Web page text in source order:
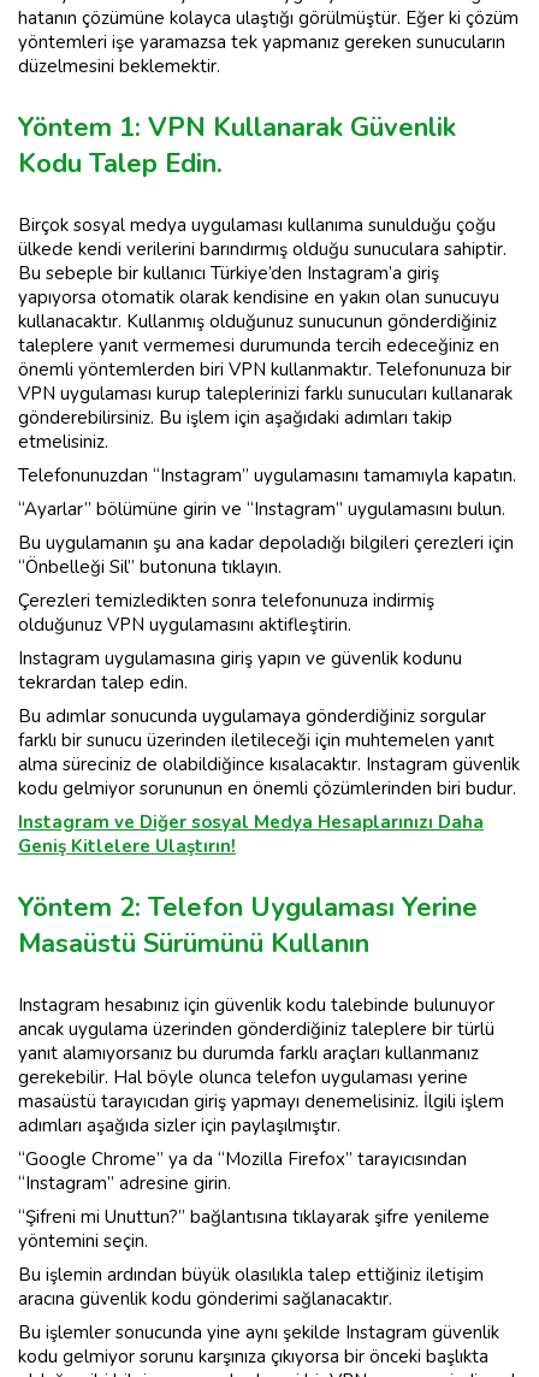
hatanın çözümüne kolayca ulaştığı görülmüştür. Eğer ki çözüm
yöntemleri işe yaramazsa tek yapmanız gereken sunucuların
düzelmesini beklemektir.
Yöntem 1: VPN Kullanarak Güvenlik
Kodu Talep Edin.
Birçok sosyal medya uygulaması kullanıma sunulduğu çoğu
ülkede kendi verilerini barındırmış olduğu sunuculara sahiptir.
Bu sebeple bir kullanıcı Türkiye’den Instagram’a giriş
yapıyorsa otomatik olarak kendisine en yakın olan sunucuyu
kullanacaktır. Kullanmış olduğunuz sunucunun gönderdiğiniz
taleplere yanıt vermemesi durumunda tercih edeceğiniz en
önemli yöntemlerden biri VPN kullanmaktır. Telefonunuza bir
VPN uygulaması kurup taleplerinizi farklı sunucuları kullanarak
gönderebilirsiniz. Bu işlem için aşağıdaki adımları takip
etmelisiniz.
Telefonunuzdan “Instagram” uygulamasını tamamıyla kapatın.
“Ayarlar” bölümüne girin ve “Instagram” uygulamasını bulun.
Bu uygulamanın şu ana kadar depoladığı bilgileri çerezleri için
“Önbelleği Sil” butonuna tıklayın.
Çerezleri temizledikten sonra telefonunuza indirmiş
olduğunuz VPN uygulamasını aktifleştirin.
Instagram uygulamasına giriş yapın ve güvenlik kodunu
tekrardan talep edin.
Bu adımlar sonucunda uygulamaya gönderdiğiniz sorgular
farklı bir sunucu üzerinden iletileceği için muhtemelen yanıt
alma süreciniz de olabildiğince kısalacaktır. Instagram güvenlik
kodu gelmiyor sorununun en önemli çözümlerinden biri budur.
Instagram ve Diğer sosyal Medya Hesaplarınızı Daha
Geniş Kitlelere Ulaştırın!
Yöntem 2: Telefon Uygulaması Yerine
Masaüstü Sürümünü Kullanın
Instagram hesabınız için güvenlik kodu talebinde bulunuyor
ancak uygulama üzerinden gönderdiğiniz taleplere bir türlü
yanıt alamıyorsanız bu durumda farklı araçları kullanmanız
gerekebilir. Hal böyle olunca telefon uygulaması yerine
masaüstü tarayıcıdan giriş yapmayı denemelisiniz. İlgili işlem
adımları aşağıda sizler için paylaşılmıştır.
“Google Chrome” ya da “Mozilla Firefox” tarayıcısından
“Instagram” adresine girin.
“Şifreni mi Unuttun?” bağlantısına tıklayarak şifre yenileme
yöntemini seçin.
Bu işlemin ardından büyük olasılıkla talep ettiğiniz iletişim
aracına güvenlik kodu gönderimi sağlanacaktır.
Bu işlemler sonucunda yine aynı şekilde Instagram güvenlik
kodu gelmiyor sorunu karşınıza çıkıyorsa bir önceki başlıkta